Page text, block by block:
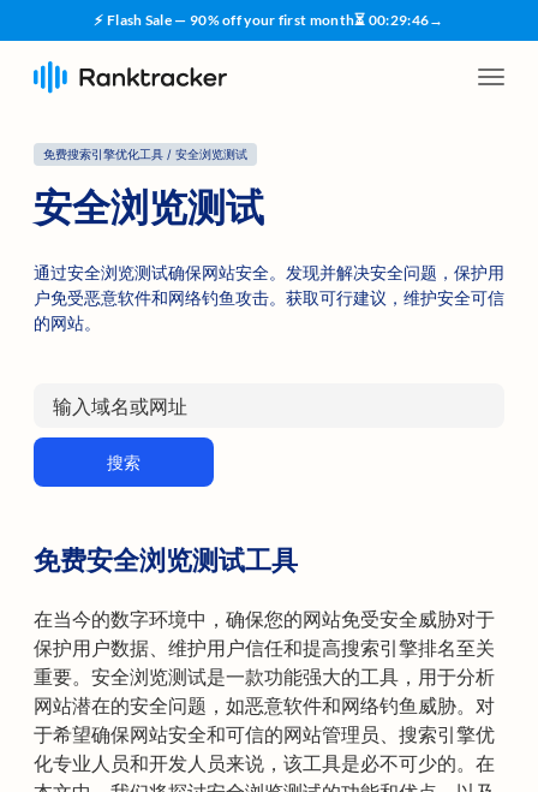
⚡ Flash Sale — 90% off your first month⏳ 00:29:45→
免费搜索引擎优化工具 / 安全浏览测试
安全浏览测试
通过安全浏览测试确保网站安全。发现并解决安全问题，保护用
户免受恶意软件和网络钓鱼攻击。获取可行建议，维护安全可信
的网站。
搜索
免费安全浏览测试工具
在当今的数字环境中，确保您的网站免受安全威胁对于
保护用户数据、维护用户信任和提高搜索引擎排名至关
重要。安全浏览测试是一款功能强大的工具，用于分析
网站潜在的安全问题，如恶意软件和网络钓鱼威胁。对
于希望确保网站安全和可信的网站管理员、搜索引擎优
化专业人员和开发人员来说，该工具是必不可少的。在